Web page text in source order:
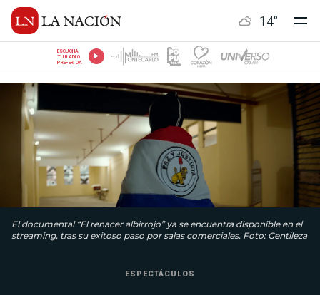
14°
ESCUCHÁ
TU RADIO
PREFERIDA
El documental “El renacer albirrojo” ya se encuentra disponible en el
streaming, tras su exitoso paso por salas comerciales. Foto: Gentileza
ESPECTÁCULOS